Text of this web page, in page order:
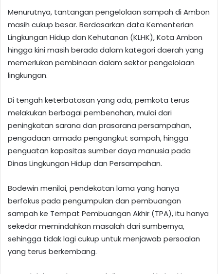
Menurutnya, tantangan pengelolaan sampah di Ambon
masih cukup besar. Berdasarkan data Kementerian
Lingkungan Hidup dan Kehutanan (KLHK), Kota Ambon
hingga kini masih berada dalam kategori daerah yang
memerlukan pembinaan dalam sektor pengelolaan
lingkungan.
Di tengah keterbatasan yang ada, pemkota terus
melakukan berbagai pembenahan, mulai dari
peningkatan sarana dan prasarana persampahan,
pengadaan armada pengangkut sampah, hingga
penguatan kapasitas sumber daya manusia pada
Dinas Lingkungan Hidup dan Persampahan.
Bodewin menilai, pendekatan lama yang hanya
berfokus pada pengumpulan dan pembuangan
sampah ke Tempat Pembuangan Akhir (TPA), itu hanya
sekedar memindahkan masalah dari sumbernya,
sehingga tidak lagi cukup untuk menjawab persoalan
yang terus berkembang.